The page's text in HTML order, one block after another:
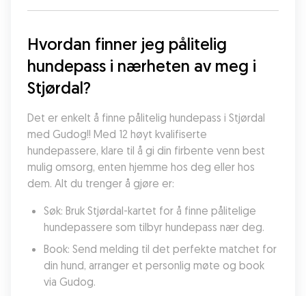
Hvordan finner jeg pålitelig
hundepass i nærheten av meg i
Stjørdal?
Det er enkelt å finne pålitelig hundepass i Stjørdal
med Gudog!! Med 12 høyt kvalifiserte
hundepassere, klare til å gi din firbente venn best
mulig omsorg, enten hjemme hos deg eller hos
dem. Alt du trenger å gjøre er:
Søk: Bruk Stjørdal-kartet for å finne pålitelige
hundepassere som tilbyr hundepass nær deg.
Book: Send melding til det perfekte matchet for
din hund, arranger et personlig møte og book
via Gudog.